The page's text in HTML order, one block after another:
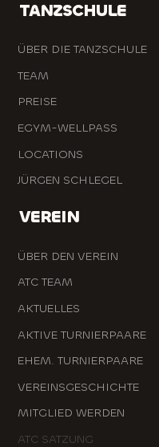
TANZSCHULE
ÜBER DIE TANZSCHULE
TEAM
PREISE
EGYM-WELLPASS
LOCATIONS
JÜRGEN SCHLEGEL
VEREIN
ÜBER DEN VEREIN
ATC TEAM
AKTUELLES
AKTIVE TURNIERPAARE
EHEM. TURNIERPAARE
VEREINSGESCHICHTE
MITGLIED WERDEN
ATC SATZUNG